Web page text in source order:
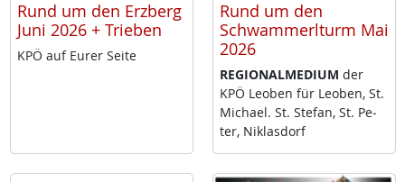
Rund um den Erzberg
Juni 2026 + Trieben
KPÖ auf Eu­rer Sei­te
Rund um den
Schwammerlturm Mai
2026
RE­GIO­NAL­ME­DI­UM der
KPÖ Leo­ben für Leo­ben, St.
Mi­cha­el. St. Ste­fan, St. Pe­
ter, Niklas­dorf